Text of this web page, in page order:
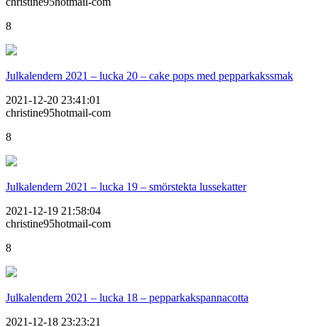
8
Julkalendern 2021 – lucka 20 – cake pops med pepparkakssmak
2021-12-20 23:41:01
christine95hotmail-com
8
Julkalendern 2021 – lucka 19 – smörstekta lussekatter
2021-12-19 21:58:04
christine95hotmail-com
8
Julkalendern 2021 – lucka 18 – pepparkakspannacotta
2021-12-18 23:23:21